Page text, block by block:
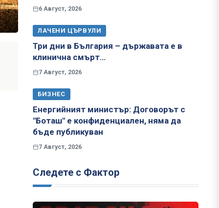
6 Август, 2026
ЛАЧЕНИ ЦЪРВУЛИ
Три дни в България – държавата е в
клинична смърт…
7 Август, 2026
БИЗНЕС
Енергийният министър: Договорът с
"Боташ" е конфиденциален, няма да
бъде публикуван
7 Август, 2026
Следете с Фактор